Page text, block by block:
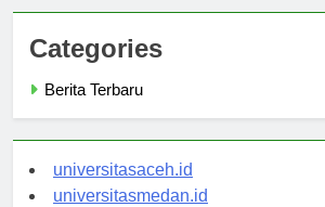
Categories
Berita Terbaru
universitasaceh.id
universitasmedan.id